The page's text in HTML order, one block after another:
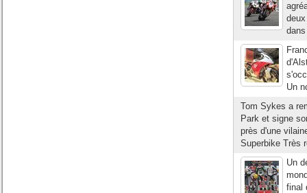
Un
Tom Sykes a
Park et signe
près d'une
Superbike Très
Un
final